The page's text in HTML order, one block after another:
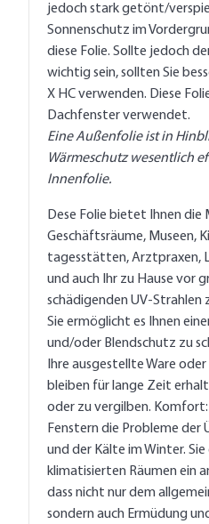
jedoch stark getönt/
Sonnenschutz im
diese Folie. Sollte jedoch
wichtig sein, sollten Sie
X HC verwenden. Diese
Dachfenster verwendet.
Eine Außenfolie ist in
Wärmeschutz wesentlich
Innenfolie.
Dese Folie bietet Ihnen die
Geschäftsräume, Museen,
tagesstätten, Arztpraxen,
und auch Ihr zu Hause vor
schädigenden UV-Strahlen
Sie ermöglicht es Ihnen
und/oder Blendschutz zu
Ihre ausgestellte Ware
bleiben für lange Zeit
oder zu vergilben. Komfort:
Fenstern die Probleme der
und der Kälte im Winter.
klimatisierten Räumen ein
dass nicht nur dem
sondern auch Ermüdung